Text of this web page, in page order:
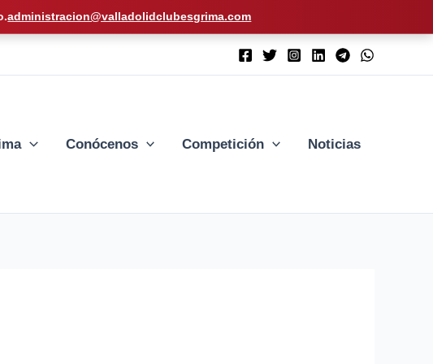
administracion@valladolidclubesgrima.com
Conócenos Competición Noticias